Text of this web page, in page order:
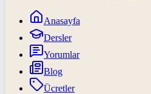
Anasayfa
Dersler
Yorumlar
Blog
Ücretler